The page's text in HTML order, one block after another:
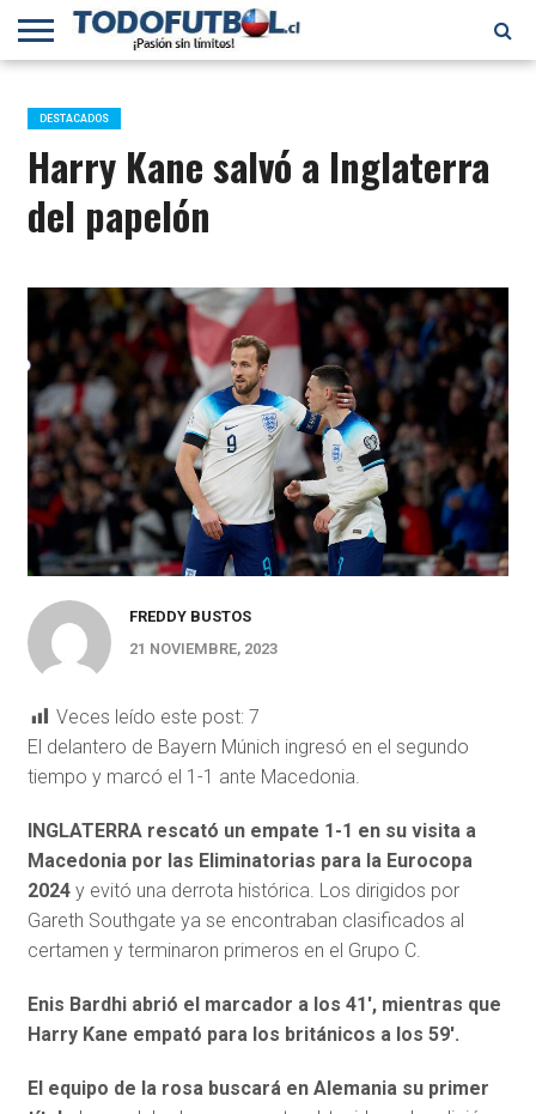
PRIMERA
B
SELECCIÓN
CHILENA
CHILENOS
EN EL
MUNDO
FÚTBOL
INTERNACIONAL
DESTACADOS
Harry Kane salvó a Inglaterra
del papelón
FREDDY BUSTOS
21 NOVIEMBRE, 2023
Veces leído este post: 7
El delantero de Bayern Múnich ingresó en el segundo
tiempo y marcó el 1-1 ante Macedonia.
INGLATERRA rescató un empate 1-1 en su visita a
Macedonia por las Eliminatorias para la Eurocopa
2024y evitó una derrota histórica. Los dirigidos por
Gareth Southgate ya se encontraban clasificados al
certamen y terminaron primeros en el Grupo C.
Enis Bardhi abrió el marcador a los 41′, mientras que
Harry Kane empató para los británicos a los 59′.
El equipo de la rosa buscará en Alemania su primer